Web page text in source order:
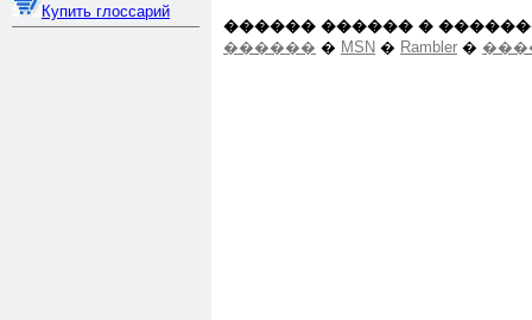
Купить глоссарий
������ ������ �
������ � MSN � Rambler �